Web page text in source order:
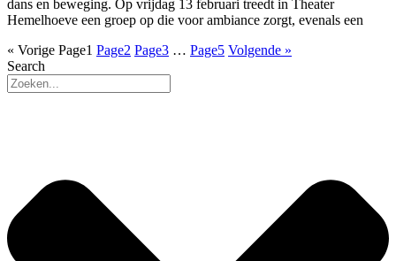
dans en beweging. Op vrijdag 13 februari treedt in Theater
Hemelhoeve een groep op die voor ambiance zorgt, evenals een
« Vorige Page1 Page2 Page3 … Page5 Volgende »
Search